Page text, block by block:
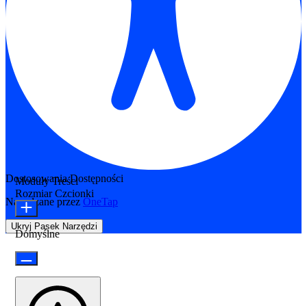
Dostosowania Dostępności
Napędzane przez OneTap
Ukryj Pasek Narzędzi
Moduły Treści
Rozmiar Czcionki
Domyślne